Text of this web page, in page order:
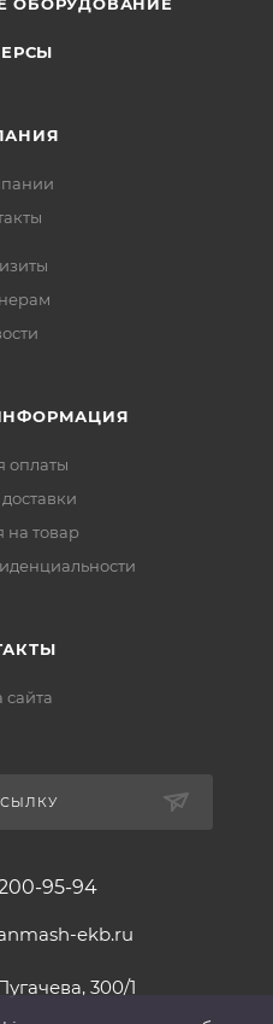
оплаты
на товар
сайта
95-94
ekb.ru
300/1